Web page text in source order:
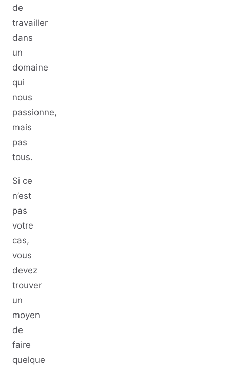
de
travailler
dans
un
domaine
qui
nous
passionne,
mais
pas
tous.
Si ce
n’est
pas
votre
cas,
vous
devez
trouver
un
moyen
de
faire
quelque